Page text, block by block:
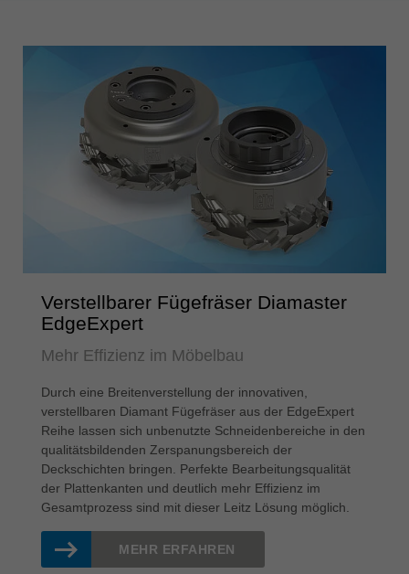
Verstellbarer Fügefräser Diamaster
EdgeExpert
Mehr Effizienz im Möbelbau
Durch eine Breitenverstellung der innovativen,
verstellbaren Diamant Fügefräser aus der EdgeExpert
Reihe lassen sich unbenutzte Schneidenbereiche in den
qualitätsbildenden Zerspanungsbereich der
Deckschichten bringen. Perfekte Bearbeitungsqualität
der Plattenkanten und deutlich mehr Effizienz im
Gesamtprozess sind mit dieser Leitz Lösung möglich.
MEHR ERFAHREN